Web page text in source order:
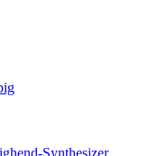
Synthesizer